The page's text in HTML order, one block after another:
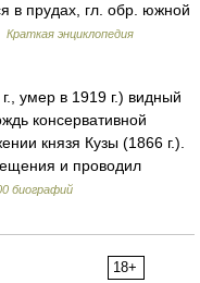
в прудах, гл. обр. южной
Краткая энциклопедия
умер в 1919 г.) видный
консервативной
князя Кузы (1866 г.).
и проводил
биографий
18+